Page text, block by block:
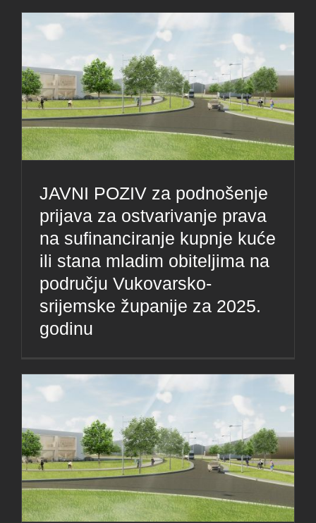
JAVNI POZIV za podnošenje
prijava za ostvarivanje prava
na sufinanciranje kupnje kuće
ili stana mladim obiteljima na
području Vukovarsko-
srijemske županije za 2025.
godinu